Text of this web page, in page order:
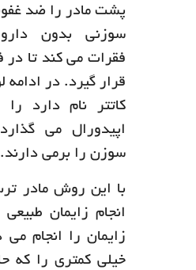
پشت مادر را ضد
سوزنی بدون
فقرات می کند تا در
قرار گیرد. در ادامه
کاتتر نام دارد
اپیدورال می
سوزن را برمی دارند.
با این روش مادر
انجام زایمان
زایمان را انجام
خیلی کمتری را که